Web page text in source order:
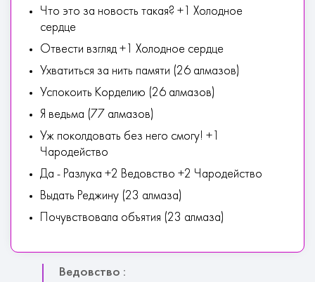
Что это за новость такая? +1 Холодное
сердце
Отвести взгляд +1 Холодное сердце
Ухватиться за нить памяти (26 алмазов)
Успокоить Корделию (26 алмазов)
Я ведьма (77 алмазов)
Уж поколдовать без него смогу! +1
Чародейство
Да - Разлука +2 Ведовство +2 Чародейство
Выдать Реджину (23 алмаза)
Почувствовала объятия (23 алмаза)
Ведовство :